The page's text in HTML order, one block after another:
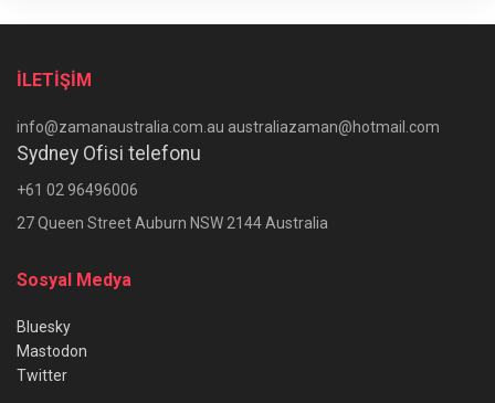
İLETİŞİM
info@zamanaustralia.com.au australiazaman@hotmail.com
Sydney Ofisi telefonu
+61 02 96496006
27 Queen Street Auburn NSW 2144 Australia
Sosyal Medya
Bluesky
Mastodon
Twitter